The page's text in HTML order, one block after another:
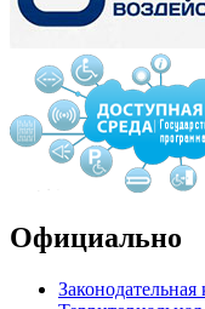
Официально
Законодательная